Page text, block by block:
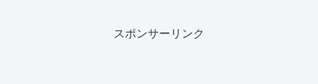
スポンサーリンク